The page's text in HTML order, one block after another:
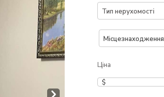
Тип нерухомості
Місцезнаходження
Ціна
$